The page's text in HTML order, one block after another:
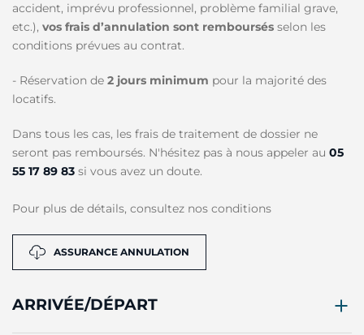
accident, imprévu professionnel, problème familial grave,
etc.), vos frais d’annulation sont remboursés selon les
conditions prévues au contrat.
- Réservation de 2 jours minimum pour la majorité des
locatifs.
Dans tous les cas, les frais de traitement de dossier ne
seront pas remboursés. N'hésitez pas à nous appeler au 05
55 17 89 83 si vous avez un doute.
Pour plus de détails, consultez nos conditions
ASSURANCE ANNULATION
ARRIVÉE/DÉPART